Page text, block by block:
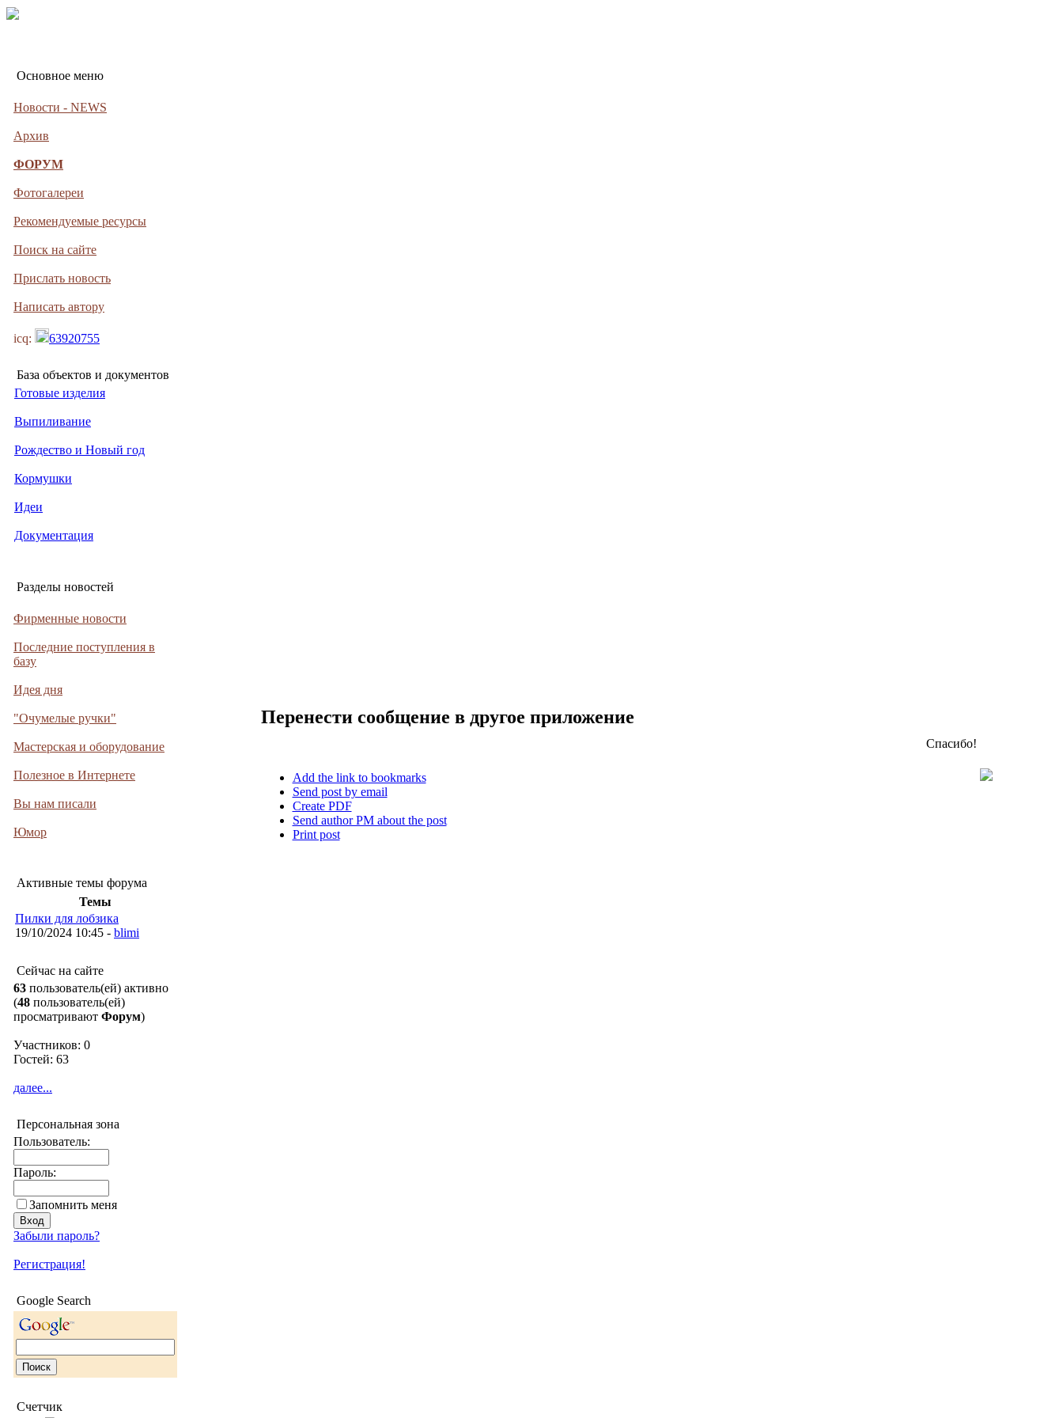
Основное меню
Новости - NEWS
Архив
ФОРУМ
Фотогалереи
Рекомендуемые ресурсы
Поиск на сайте
Прислать новость
Написать автору
icq: 63920755
База объектов и документов
Готовые изделия
Выпиливание
Рождество и Новый год
Кормушки
Идеи
Документация
Разделы новостей
Фирменные новости
Последние поступления в
базу
Идея дня
"Очумелые ручки"
Мастерская и оборудование
Полезное в Интернете
Вы нам писали
Юмор
Активные темы форума
Темы
Пилки для лобзика
19/10/2024 10:45 - blimi
Сейчас на сайте
63 пользователь(ей) активно
(48 пользователь(ей)
просматривают Форум)
Участников: 0
Гостей: 63
далее...
Персональная зона
Пользователь:
Пароль:
Запомнить меня
Забыли пароль?
Регистрация!
Google Search
Счетчик
Перенести сообщение в другое приложение
Add the link to bookmarks
Send post by email
Create PDF
Send author PM about the post
Print post
Спасибо!